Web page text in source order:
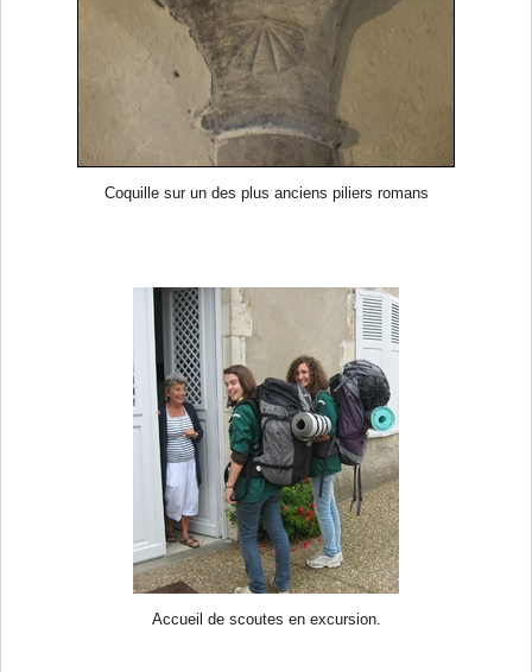
Coquille sur un des plus anciens piliers romans
Accueil de scoutes en excursion.